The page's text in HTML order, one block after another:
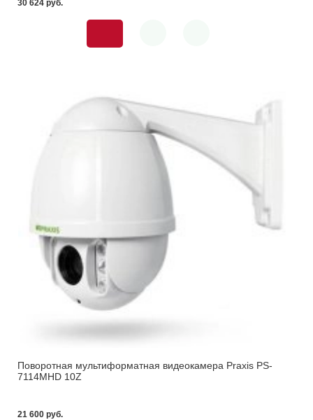
30 624 pуб.
Поворотная мультиформатная видеокамера Praxis PS-
7114MHD 10Z
21 600 pуб.